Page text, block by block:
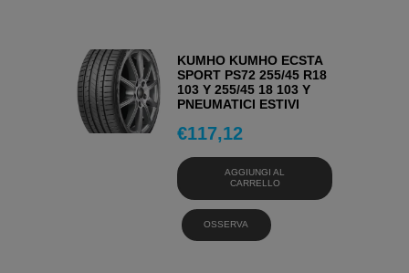
KUMHO KUMHO ECSTA
SPORT PS72 255/45 R18
103 Y 255/45 18 103 Y
PNEUMATICI ESTIVI
€117,12
AGGIUNGI AL
CARRELLO
OSSERVA